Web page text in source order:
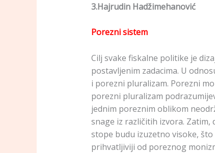
3.Hajrudin Hadžimehanović
Porezni sistem
Cilj svake fiskalne politike je
postavljenim zadacima. U
i porezni pluralizam. Porezni
porezni pluralizam
jednim poreznim oblikom
snage iz različitih izvora.
stope budu izuzetno visoke,
prihvatljiviji od poreznog